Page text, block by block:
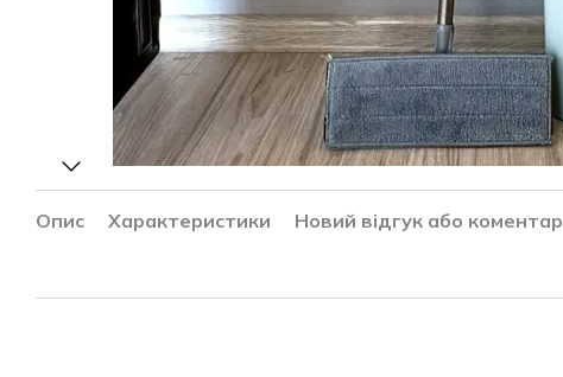
Опис Характеристики Новий відгук або коментар